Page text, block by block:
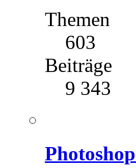
Themen
603
Beiträge
9 343